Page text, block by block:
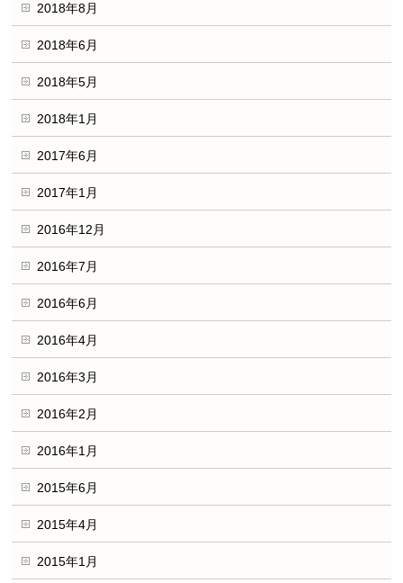
2018年8月
2018年6月
2018年5月
2018年1月
2017年6月
2017年1月
2016年12月
2016年7月
2016年6月
2016年4月
2016年3月
2016年2月
2016年1月
2015年6月
2015年4月
2015年1月